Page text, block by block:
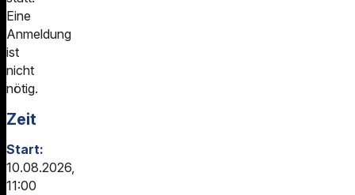
Eine
Anmeldung
ist
nicht
nötig.
Zeit
Start:
10.08.2026,
11:00